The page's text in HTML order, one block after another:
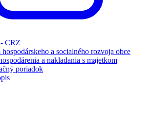
CRZ
hospodárskeho a socialného rozvoja obce
a nakladania s majetkom
poriadok